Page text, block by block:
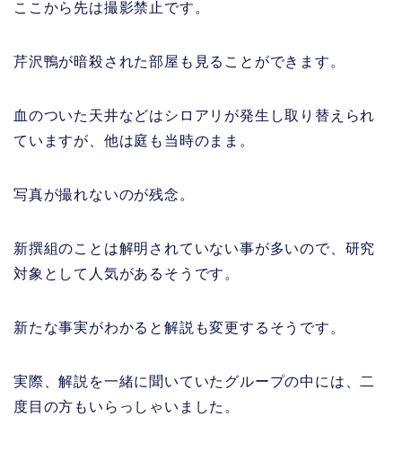
ここから先は撮影禁止です。
芹沢鴨が暗殺された部屋も見ることができます。
血のついた天井などはシロアリが発生し取り替えられ
ていますが、他は庭も当時のまま。
写真が撮れないのが残念。
新撰組のことは解明されていない事が多いので、研究
対象として人気があるそうです。
新たな事実がわかると解説も変更するそうです。
実際、解説を一緒に聞いていたグループの中には、二
度目の方もいらっしゃいました。